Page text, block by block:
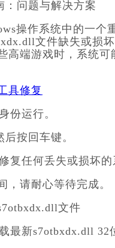
：问题与解决方案
操作系统中的一
文件缺失或损
高端游戏时，系统
具修复
份运行。
后按回车键。
复任何丢失或损坏的
，请耐心等待完成。
文件
最新s7otbxdx.dll 32